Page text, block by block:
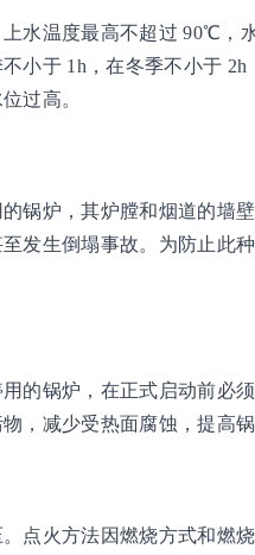
水温度最高不超过 90℃，
小于 1h，在冬季不小于
过高。
锅炉，其炉膛和烟道的墙
发生倒塌事故。为防止此
的锅炉，在正式启动前必
，减少受热面腐蚀，提高
点火方法因燃烧方式和燃